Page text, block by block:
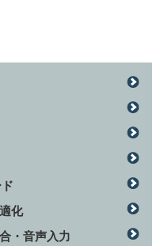
化
・音声入力